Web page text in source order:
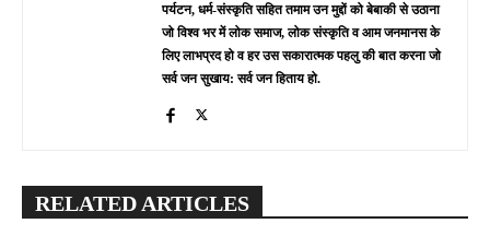
पर्यटन, धर्म-संस्कृति सहित तमाम उन मुद्दों को बेबाकी से उठाना
जो विश्व भर में लोक समाज, लोक संस्कृति व आम जनमानस के
लिए लाभप्रद हो व हर उस सकारात्मक पहलु की बात करना जो
सर्व जन सुखाय: सर्व जन हिताय हो.
RELATED ARTICLES